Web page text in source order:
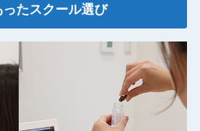
たスクール選び